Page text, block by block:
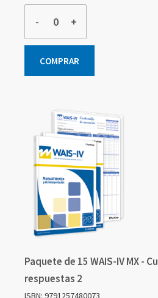
- +
COMPRAR
Paquete de 15 WAIS-IV MX -
respuestas 2
ISBN: 9791257480073